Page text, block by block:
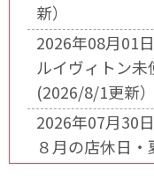
新）
2026年08月01日
ルイヴィトン
(2026/8/1更新）
2026年07月30日
８月の店休日・